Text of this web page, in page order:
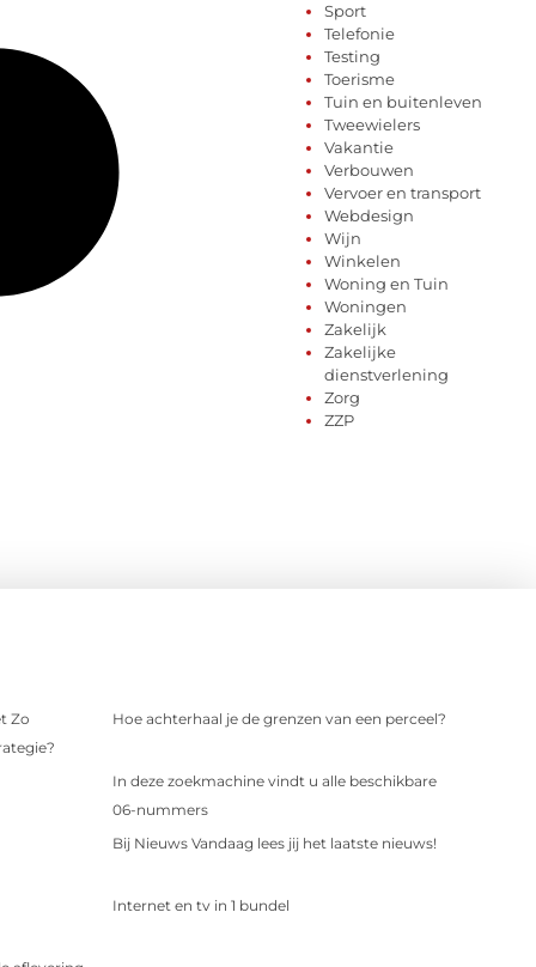
Sport
Telefonie
Testing
Toerisme
Tuin en buitenleven
Tweewielers
Vakantie
Verbouwen
Vervoer en transport
Webdesign
Wijn
Winkelen
Woning en Tuin
Woningen
Zakelijk
Zakelijke
dienstverlening
Zorg
ZZP
Zo
Hoe achterhaal je de grenzen van een perceel?
In deze zoekmachine vindt u alle beschikbare
06-nummers
Bij Nieuws Vandaag lees jij het laatste nieuws!
Internet en tv in 1 bundel